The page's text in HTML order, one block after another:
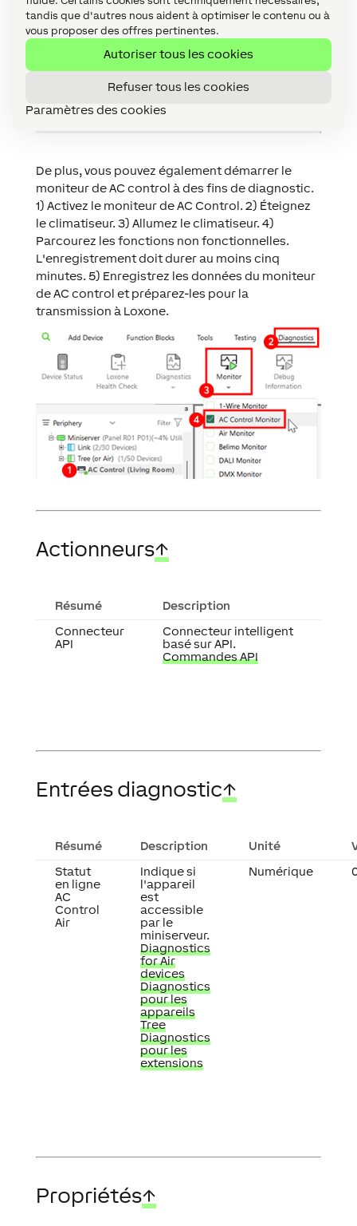
tandis que d'autres nous aident à optimiser le contenu ou à
vous proposer des offres pertinentes.
Autoriser tous les cookies
Refuser tous les cookies
Paramètres des cookies
De plus, vous pouvez également démarrer le
moniteur de AC control à des fins de diagnostic.
1) Activez le moniteur de AC Control. 2) Éteignez
le climatiseur. 3) Allumez le climatiseur. 4)
Parcourez les fonctions non fonctionnelles.
L'enregistrement doit durer au moins cinq
minutes. 5) Enregistrez les données du moniteur
de AC control et préparez-les pour la
transmission à Loxone.
Actionneurs↑
Résumé
Description
Connecteur
API
Connecteur intelligent
basé sur API.
Commandes API
Entrées diagnostic↑
Résumé Description Unité
Statut
en ligne
AC
Control
Air
Indique si
l'appareil
est
accessible
par le
miniserveur.
Diagnostics
for Air
devices
Diagnostics
pour les
appareils
Tree
Diagnostics
pour les
extensions
Numérique
Propriétés↑